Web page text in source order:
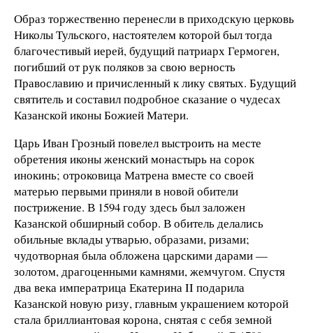
Образ торжественно перенесли в приходскую церковь
Николы Тульского, настоятелем которой был тогда
благочестивый иерей, будущий патриарх Гермоген,
погибший от рук поляков за свою верность
Православию и причисленный к лику святых. Будущий
святитель и составил подробное сказание о чудесах
Казанской иконы Божией Матери.
Царь Иван Грозный повелел выстроить на месте
обретения иконы женский монастырь на сорок
инокинь; отроковица Матрена вместе со своей
матерью первыми приняли в новой обители
пострижение. В 1594 году здесь был заложен
Казанской обширный собор. В обитель делались
обильные вклады утварью, образами, ризами;
чудотворная была обложена царскими дарами —
золотом, драгоценными камнями, жемчугом. Спустя
два века императрица Екатерина II подарила
Казанской новую ризу, главным украшением которой
стала бриллиантовая корона, снятая с себя земной